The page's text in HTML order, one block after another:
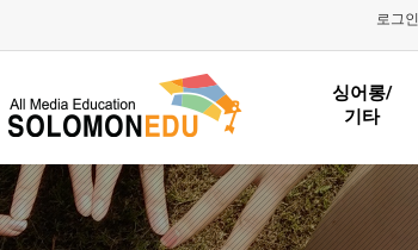
로그인
싱어롱/
기타